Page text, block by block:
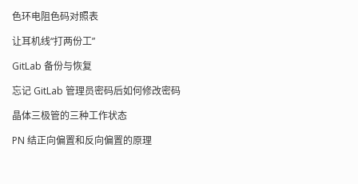
色环电阻色码对照表
让耳机线“打两份工”
GitLab 备份与恢复
忘记 GitLab 管理员密码后如何修改密码
晶体三极管的三种工作状态
PN 结正向偏置和反向偏置的原理